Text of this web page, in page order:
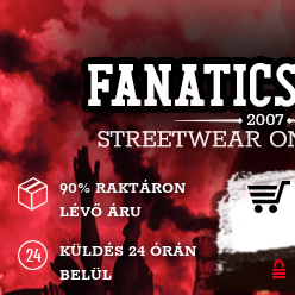
90% RAKTÁRON
LÉVŐ ÁRU
KÜLDÉS 24 ÓRÁN
BELÜL